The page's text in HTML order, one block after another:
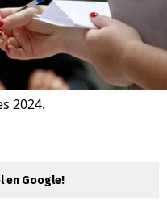
2024.
en Google!